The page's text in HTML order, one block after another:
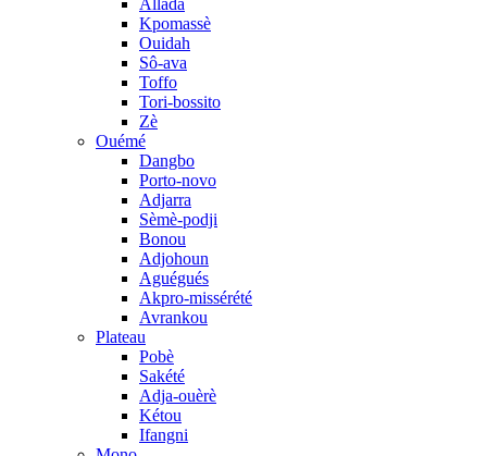
Allada
Kpomassè
Ouidah
Sô-ava
Toffo
Tori-bossito
Zè
Ouémé
Dangbo
Porto-novo
Adjarra
Sèmè-podji
Bonou
Adjohoun
Aguégués
Akpro-missérété
Avrankou
Plateau
Pobè
Sakété
Adja-ouèrè
Kétou
Ifangni